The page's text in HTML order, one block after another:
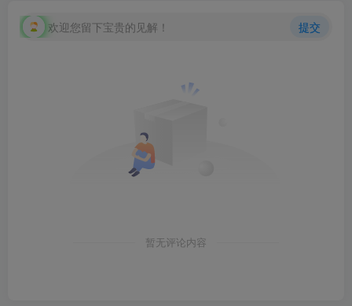
欢迎您留下宝贵的见解！ 提交
暂无评论内容